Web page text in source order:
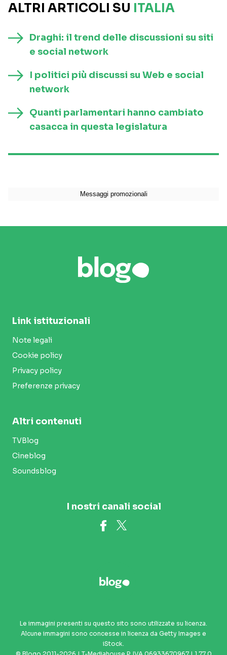
ALTRI ARTICOLI SU ITALIA
Draghi: il trend delle discussioni su siti
e social network
I politici più discussi su Web e social
network
Quanti parlamentari hanno cambiato
casacca in questa legislatura
Link istituzionali
Note legali
Cookie policy
Privacy policy
Preferenze privacy
Altri contenuti
TVBlog
Cineblog
Soundsblog
I nostri canali social
Le immagini presenti su questo sito sono utilizzate su licenza.
Alcune immagini sono concesse in licenza da Getty Images e
iStock.